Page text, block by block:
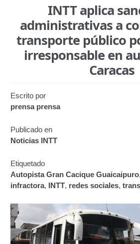
Registro Original de Licencia
Grado (2°) – (Mayores de 16 años).
Registro Original de Licencia
Grado (2°) – (Mayores de 18 años).
Registro Original de Licencia
Registro Original Particulares,
Frecuente
Copia Certificada de Licencia
Servicio Conexo de Terminales
Pasajeros por Pérdida, Deterioro,
Experticia de Verificación Legal
INTT aplica
administrativas a
transporte público
irresponsable en
Caracas
Escrito por
prensa prensa
Publicado en
Noticias INTT
Etiquetado
Autopista Gran Cacique Guaicaipuro
infractora, INTT, redes sociales,